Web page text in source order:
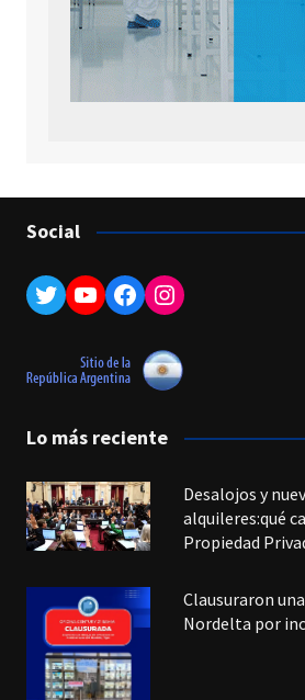
Social
Twitter
YouTube
Facebook
Instagram
Lo más reciente
Desalojos y
alquileres:qué
Propiedad
Clausuraron
Nordelta por